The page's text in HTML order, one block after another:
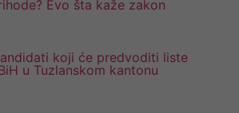
Evo šta kaže zakon
koji će predvoditi liste
u Tuzlanskom kantonu